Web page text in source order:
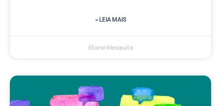
» LEIA MAIS
Eliane Mesquita